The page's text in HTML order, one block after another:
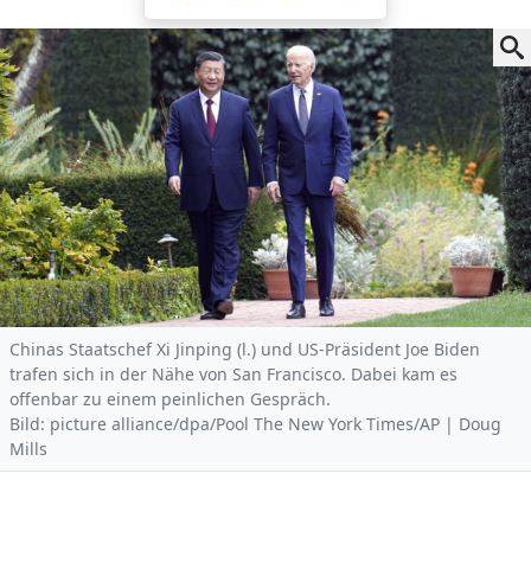
Chinas Staatschef Xi Jinping (l.) und US-Präsident Joe Biden
trafen sich in der Nähe von San Francisco. Dabei kam es
offenbar zu einem peinlichen Gespräch.
Bild: picture alliance/dpa/Pool The New York Times/AP | Doug
Mills